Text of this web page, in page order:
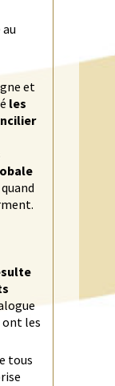
et
les
ont les
tous